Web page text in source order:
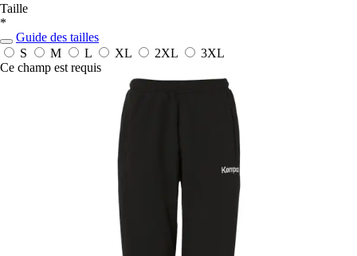
Taille
*
Guide des tailles
S
M L XL 2XL
3XL
Ce champ est requis